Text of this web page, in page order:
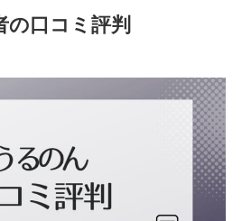
の口コミ評判